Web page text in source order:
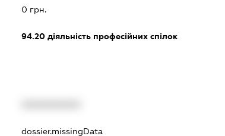
0 грн.
94.20діяльність професійних спілок
dossier.missingData